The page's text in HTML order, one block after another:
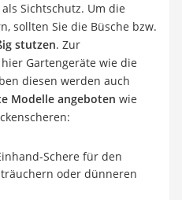
Sichtschutz. Um die
sollten Sie die Büsche bzw.
stutzen. Zur
Gartengeräte wie die
diesen werden auch
Modelle angeboten wie
Schere für den
oder dünneren